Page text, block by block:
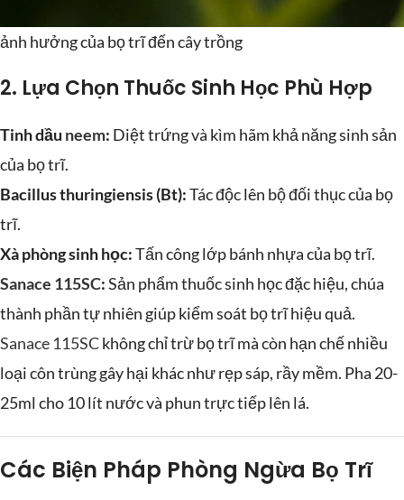
ảnh hưởng của bọ trĩ đến cây trồng
2. Lựa Chọn Thuốc Sinh Học Phù Hợp
Tinh dầu neem: Diệt trứng và kìm hãm khả năng sinh sản
của bọ trĩ.
Bacillus thuringiensis (Bt):Tác độc lên bộ đối thục của bọ
trĩ.
Xà phòng sinh học:Tấn công lớp bánh nhựa của bọ trĩ.
Sanace 115SC:Sản phẩm thuốc sinh học đặc hiệu, chúa
thành phần tự nhiên giúp kiểm soát bọ trĩ hiệu quả.
Sanace 115SCkhông chỉ trừ bọ trĩ mà còn hạn chế nhiều
loại côn trùng gây hại khác như rẹp sáp, rầy mềm. Pha 20-
25ml cho 10 lít nước và phun trực tiếp lên lá.
Các Biện Pháp Phòng Ngừa Bọ Trĩ